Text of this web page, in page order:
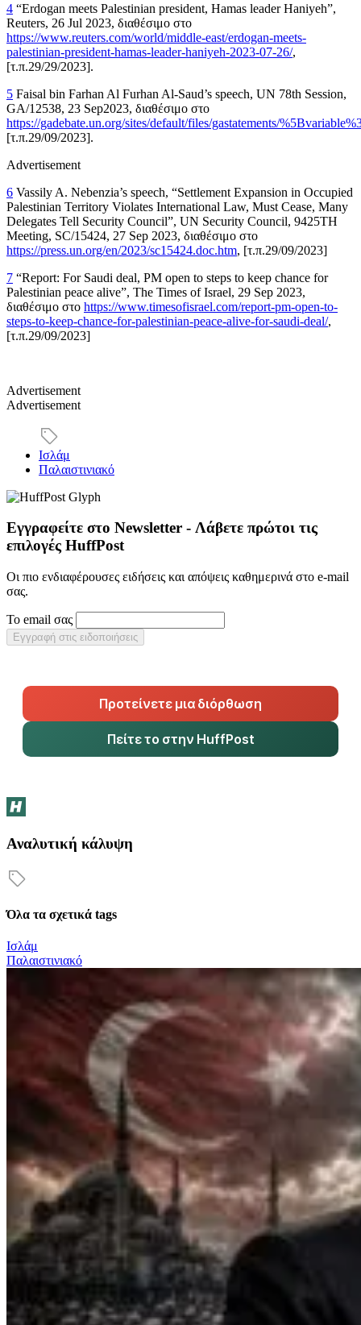
4 “Erdogan meets Palestinian president, Hamas leader Haniyeh”,
Reuters, 26 Jul 2023, διαθέσιμο στο
https://www.reuters.com/world/middle-east/erdogan-meets-
palestinian-president-hamas-leader-haniyeh-2023-07-26/,
[τ.π.29/29/2023].
5 Faisal bin Farhan Al Furhan Al-Saud’s speech, UN 78th Session,
GA/12538, 23 Sep2023, διαθέσιμο στο
https://gadebate.un.org/sites/default/files/gastatements/
[τ.π.29/09/2023].
Advertisement
6 Vassily A. Nebenzia’s speech, “Settlement Expansion in Occupied
Palestinian Territory Violates International Law, Must Cease, Many
Delegates Tell Security Council”, UN Security Council, 9425TH
Meeting, SC/15424, 27 Sep 2023, διαθέσιμο στο
https://press.un.org/en/2023/sc15424.doc.htm, [τ.π.29/09/2023]
7 “Report: For Saudi deal, PM open to steps to keep chance for
Palestinian peace alive”, The Times of Israel, 29 Sep 2023,
διαθέσιμο στο https://www.timesofisrael.com/report-pm-open-to-
steps-to-keep-chance-for-palestinian-peace-alive-for-saudi-deal/,
[τ.π.29/09/2023]
Advertisement
Advertisement
Ισλάμ
Παλαιστινιακό
Εγγραφείτε στο Newsletter - Λάβετε πρώτοι τις
επιλογές HuffPost
Οι πιο ενδιαφέρουσες ειδήσεις και απόψεις καθημερινά στο e-mail
σας.
Το email σας
Εγγραφή στις ειδοποιήσεις
Προτείνετε μια διόρθωση
Πείτε το στην HuffPost
Αναλυτική κάλυψη
Όλα τα σχετικά tags
Ισλάμ
Παλαιστινιακό